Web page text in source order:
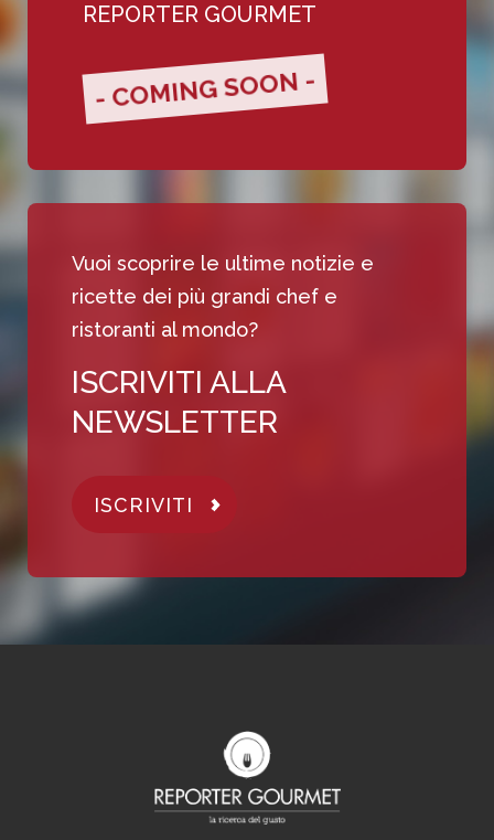
REPORTER GOURMET
- COMING SOON -
Vuoi scoprire le ultime notizie e
ricette dei più grandi chef e
ristoranti al mondo?
ISCRIVITI ALLA
NEWSLETTER
ISCRIVITI